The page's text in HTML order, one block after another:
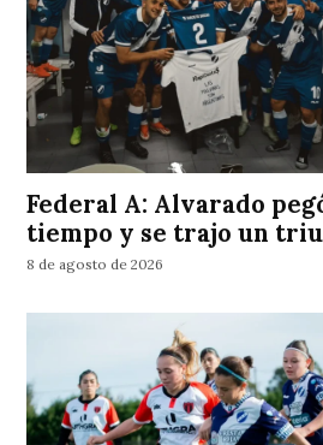
Federal A: Alvarado
tiempo y se trajo un
8 de agosto de 2026